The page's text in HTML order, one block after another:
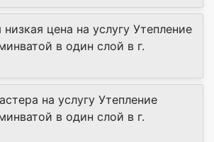
цена на услугу Утепление
в один слой в г.
на услугу Утепление
в один слой в г.